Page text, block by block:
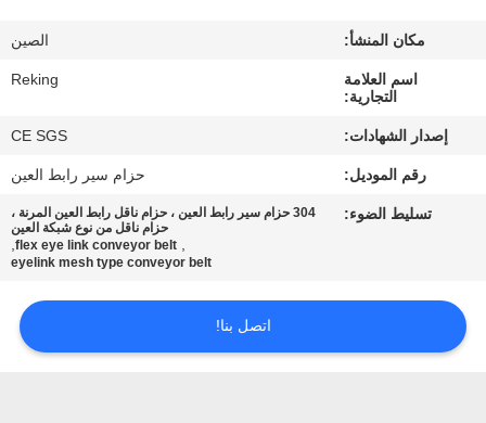
مراقبة
الجودة
اطلب
مكان المنشأ: الصين
اسم العلامة
التجارية:
Reking
إصدار الشهادات: CE SGS
رقم الموديل: حزام سير رابط العين
تسليط الضوء:
304 حزام سير رابط العين ، حزام ناقل رابط العين المرنة ،
حزام ناقل من نوع شبكة العين
,
flex eye link conveyor belt
,
eyelink mesh type conveyor belt
اتصل بنا!